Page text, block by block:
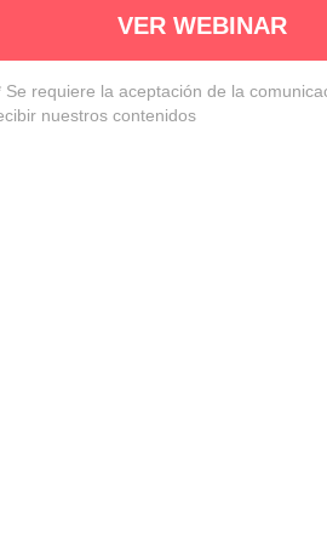
VER WEBINAR
Se requiere la aceptación de la
nuestros contenidos